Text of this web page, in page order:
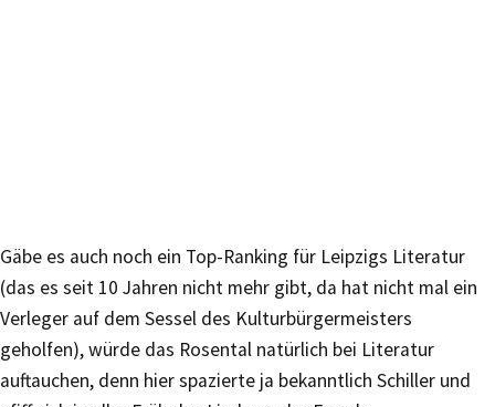
Gäbe es auch noch ein Top-Ranking für Leipzigs Literatur
(das es seit 10 Jahren nicht mehr gibt, da hat nicht mal ein
Verleger auf dem Sessel des Kulturbürgermeisters
geholfen), würde das Rosental natürlich bei Literatur
auftauchen, denn hier spazierte ja bekanntlich Schiller und